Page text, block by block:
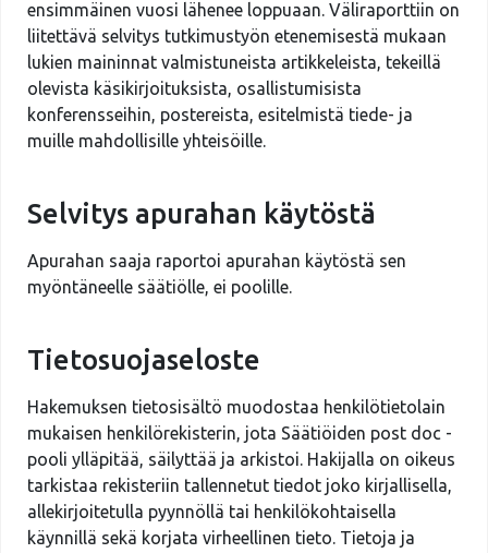
ensimmäinen vuosi lähenee loppuaan. Väliraporttiin on
liitettävä selvitys tutkimustyön etenemisestä mukaan
lukien maininnat valmistuneista artikkeleista, tekeillä
olevista käsikirjoituksista, osallistumisista
konferensseihin, postereista, esitelmistä tiede- ja
muille mahdollisille yhteisöille.
Selvitys apurahan käytöstä
Apurahan saaja raportoi apurahan käytöstä sen
myöntäneelle säätiölle, ei poolille.
Tietosuojaseloste
Hakemuksen tietosisältö muodostaa henkilötietolain
mukaisen henkilörekisterin, jota Säätiöiden post doc -
pooli ylläpitää, säilyttää ja arkistoi. Hakijalla on oikeus
tarkistaa rekisteriin tallennetut tiedot joko kirjallisella,
allekirjoitetulla pyynnöllä tai henkilökohtaisella
käynnillä sekä korjata virheellinen tieto. Tietoja ja